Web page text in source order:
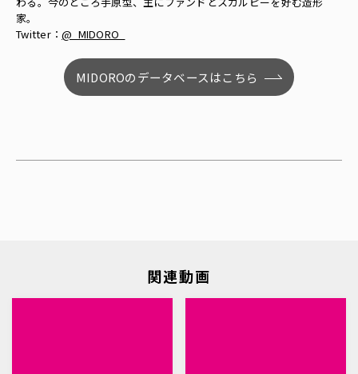
家。
Twitter：@_MIDORO_
MIDOROのデータベースはこちら
関連動画